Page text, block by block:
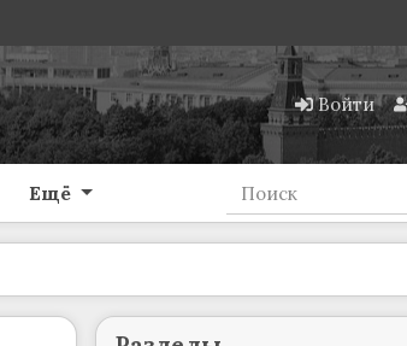
Войти
Ещё